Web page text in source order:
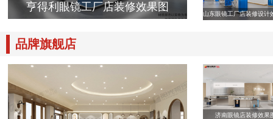
亨得利眼镜工厂店装修效果图
山东眼镜工厂店装修设计
品牌旗舰店
济南眼镜店装修效果